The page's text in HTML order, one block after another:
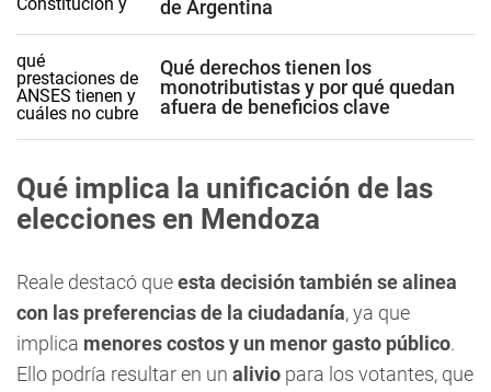
de Argentina
Qué derechos tienen los
monotributistas y por qué quedan
afuera de beneficios clave
Qué implica la unificación de las
elecciones en Mendoza
Reale destacó queesta decisión también se alinea
con las preferencias de la ciudadanía, ya que
implica menores costos y un menor gasto público.
Ello podría resultar en un alivio para los votantes, que